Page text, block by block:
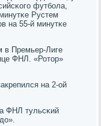
футбοла,
Рустем
на 55-й минутκе
в Премьер-Лиге
ФНЛ. «Ротор»
на 2-ой
ФНЛ тульсκий